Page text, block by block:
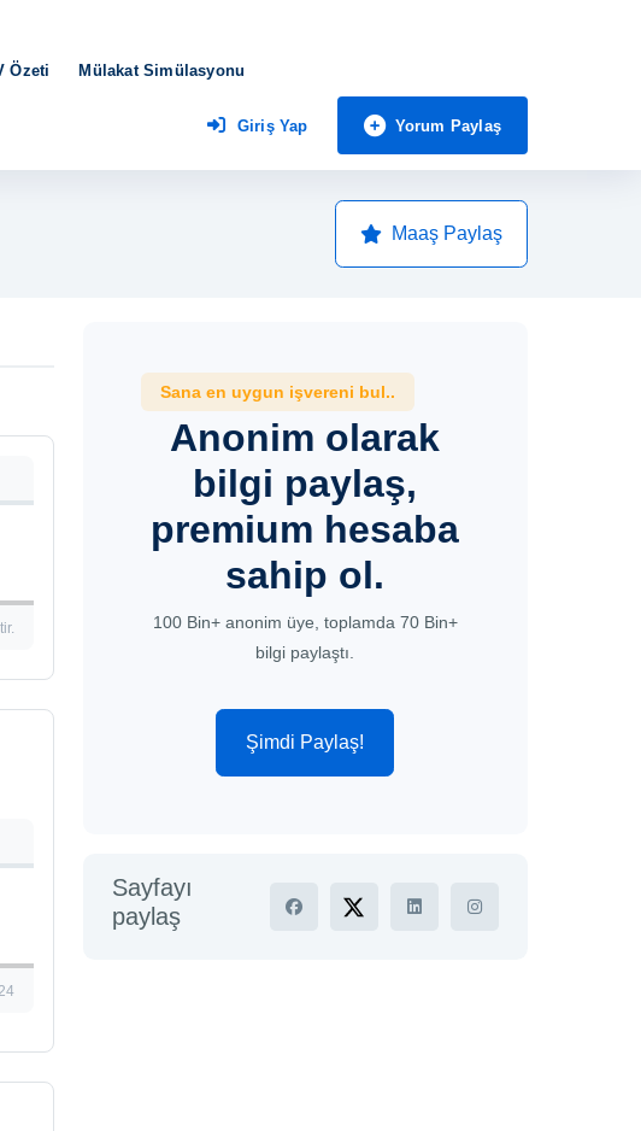
Özeti Mülakat Simülasyonu
Giriş Yap Yorum Paylaş
Maaş Paylaş
Sana en uygun işvereni bul..
Anonim olarak
bilgi paylaş,
premium hesaba
sahip ol.
100 Bin+ anonim üye, toplamda 70 Bin+
bilgi paylaştı.
Şimdi Paylaş!
Sayfayı
paylaş